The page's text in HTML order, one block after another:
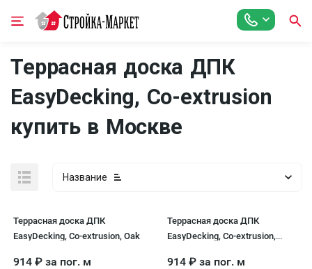
Террасная доска ДПК
EasyDecking, Co-extrusion
купить в Москве
Название
Террасная доска ДПК
EasyDecking, Co-extrusion, Oak
914 ₽ за пог. м
Террасная доска ДПК
EasyDecking, Co-extrusion,
914 ₽ за пог. м